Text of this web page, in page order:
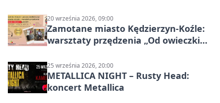
20 września 2026, 09:00
Zamotane miasto Kędzierzyn-Koźle:
warsztaty przędzenia „Od owieczki
25 września 2026, 20:00
METALLICA NIGHT – Rusty Head:
koncert Metallica